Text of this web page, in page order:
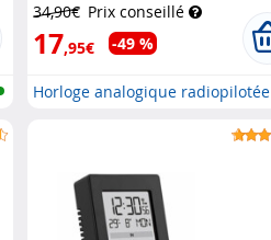
34,90€ Prix conseillé
17,95€ -49 %
Horloge analogique radiopilotée